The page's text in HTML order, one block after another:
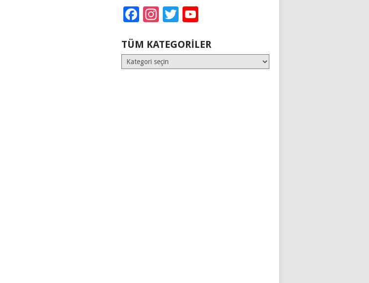
Facebook
Instagram
Twitter
TÜM KATEGORILER
Tüm
Kategoriler